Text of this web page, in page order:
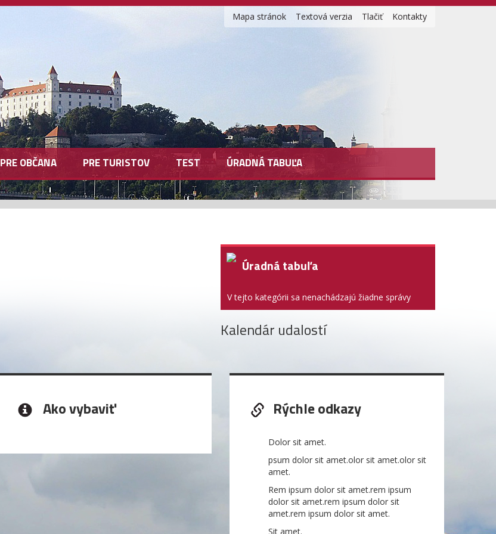
Mapa stránok Textová verzia Tlačiť Kontakty
PRE OBČANA PRE TURISTOV TEST ÚRADNÁ TABUĽA
Úradná tabuľa
V tejto kategórii sa nenachádzajú žiadne správy
Kalendár udalostí
Ako vybaviť Rýchle odkazy
Dolor sit amet.
psum dolor sit amet.olor sit amet.olor sit
amet.
Rem ipsum dolor sit amet.rem ipsum
dolor sit amet.rem ipsum dolor sit
amet.rem ipsum dolor sit amet.
Sit amet.